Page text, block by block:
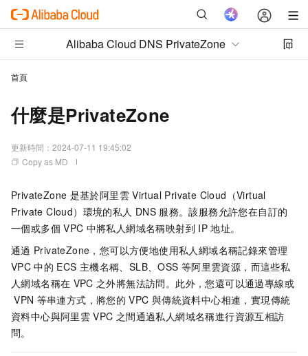
Alibaba Cloud DNS PrivateZone
首頁
什麼是PrivateZone
更新時間： 2024-07-11 19:45:02
Copy as MD
PrivateZone 是基於阿里雲 Virtual Private Cloud（Virtual
Private Cloud）環境的私人 DNS 服務。該服務允許您在自訂的
一個或多個 VPC 中將私人網域名稱映射到 IP 地址。
通過 PrivateZone，您可以方便地使用私人網域名稱記錄來管理
VPC 中的 ECS 主機名稱、SLB、OSS 等阿里雲資源，而這些私
人網域名稱在 VPC 之外將無法訪問。此外，您還可以通過專線或
VPN 等串連方式，將您的 VPC 與傳統資料中心相連，實現傳統
資料中心與阿里雲 VPC 之間通過私人網域名稱進行資源互相訪
問。